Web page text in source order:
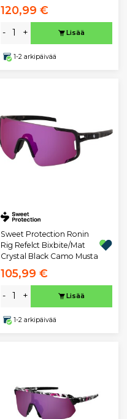
120,99 €
- + Lisää
1-2 arkipäivää
Sweet Protection Ronin
Rig Refelct Bixbite/Mat
Crystal Black Camo Musta
105,99 €
- + Lisää
1-2 arkipäivää